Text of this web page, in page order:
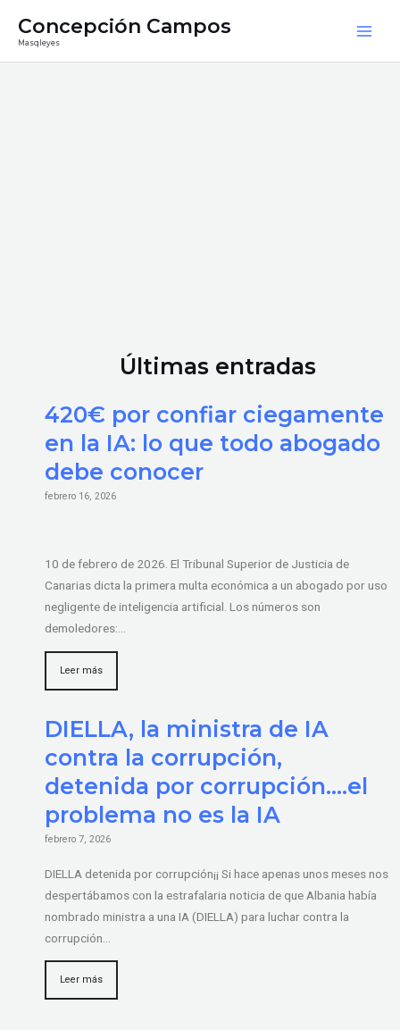
Concepción Campos
Masqleyes
Últimas entradas
420€ por confiar ciegamente
en la IA: lo que todo abogado
debe conocer
febrero 16, 2026
10 de febrero de 2026. El Tribunal Superior de Justicia de
Canarias dicta la primera multa económica a un abogado por uso
negligente de inteligencia artificial. Los números son
demoledores:…
Leer más
DIELLA, la ministra de IA
contra la corrupción,
detenida por corrupción….el
problema no es la IA
febrero 7, 2026
DIELLA detenida por corrupción¡¡ Si hace apenas unos meses nos
despertábamos con la estrafalaria noticia de que Albania había
nombrado ministra a una IA (DIELLA) para luchar contra la
corrupción…
Leer más